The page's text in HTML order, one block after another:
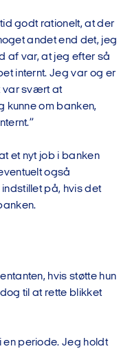
godt rationelt, at der
andet end det, jeg
af var, at jeg efter så
internt. Jeg var og er
var svært at
kunne om banken,
et nyt job i banken
også
på, hvis det
hvis støtte hun
til at rette blikket
en periode. Jeg holdt